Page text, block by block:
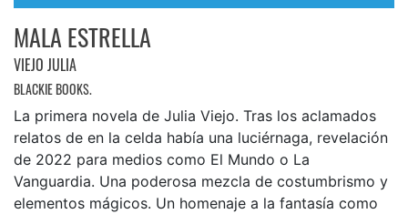
MALA ESTRELLA
VIEJO JULIA
BLACKIE BOOKS.
La primera novela de Julia Viejo. Tras los aclamados
relatos de en la celda había una luciérnaga, revelación
de 2022 para medios como El Mundo o La
Vanguardia. Una poderosa mezcla de costumbrismo y
elementos mágicos. Un homenaje a la fantasía como